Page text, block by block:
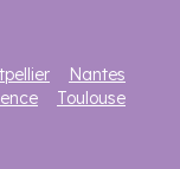
Nantes
Toulouse